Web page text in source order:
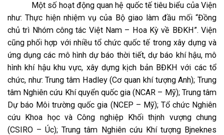
Một số hoạt động quan hệ quốc tế tiêu biểu của Viện
như: Thực hiện nhiệm vụ của Bộ giao làm đầu mối “Đồng
chủ trì Nhóm công tác Việt Nam – Hoa Kỳ về BĐKH”. Viện
cũng phối hợp với nhiều tổ chức quốc tế trong xây dựng và
ứng dụng các mô hình dự báo thời tiết, dự báo khí hậu, mô
hình khí hậu khu vực, xây dựng kịch bản BĐKH với các tổ
chức, như: Trung tâm Hadley (Cơ quan khí tượng Anh); Trung
tâm Nghiên cứu Khí quyển quốc gia (NCAR – Mỹ); Trung tâm
Dự báo Môi trường quốc gia (NCEP – Mỹ); Tổ chức Nghiên
cứu Khoa học và Công nghiệp Khối thịnh vượng chung
(CSIRO – Úc); Trung tâm Nghiên cứu Khí tượng Bjneknes